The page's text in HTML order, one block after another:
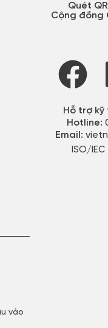
vào
Quét
Cộng đồng
Hỗ trợ
Hotline:
Email:
ISO/